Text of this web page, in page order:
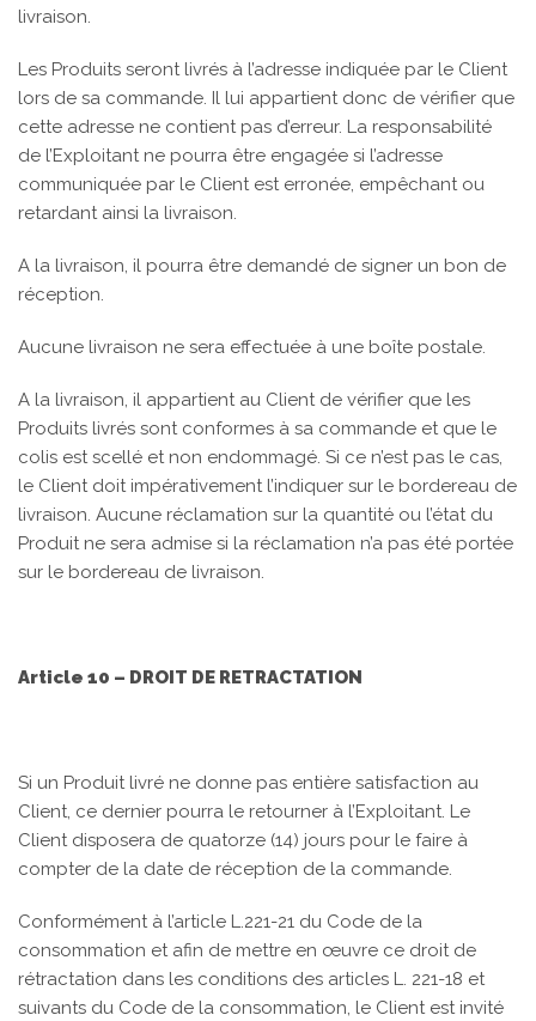
livraison.
Les Produits seront livrés à l’adresse indiquée par le Client
lors de sa commande. Il lui appartient donc de vérifier que
cette adresse ne contient pas d’erreur. La responsabilité
de l’Exploitant ne pourra être engagée si l’adresse
communiquée par le Client est erronée, empêchant ou
retardant ainsi la livraison.
A la livraison, il pourra être demandé de signer un bon de
réception.
Aucune livraison ne sera effectuée à une boîte postale.
A la livraison, il appartient au Client de vérifier que les
Produits livrés sont conformes à sa commande et que le
colis est scellé et non endommagé. Si ce n’est pas le cas,
le Client doit impérativement l’indiquer sur le bordereau de
livraison. Aucune réclamation sur la quantité ou l’état du
Produit ne sera admise si la réclamation n’a pas été portée
sur le bordereau de livraison.
Article 10 – DROIT DE RETRACTATION
Si un Produit livré ne donne pas entière satisfaction au
Client, ce dernier pourra le retourner à l’Exploitant. Le
Client disposera de quatorze (14) jours pour le faire à
compter de la date de réception de la commande.
Conformément à l’article L.221-21 du Code de la
consommation et afin de mettre en œuvre ce droit de
rétractation dans les conditions des articles L. 221-18 et
suivants du Code de la consommation, le Client est invité